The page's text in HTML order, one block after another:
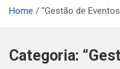
Home “Gestão de
Categoria: